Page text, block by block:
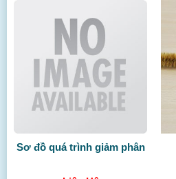
Sơ đồ quá trình giảm phân